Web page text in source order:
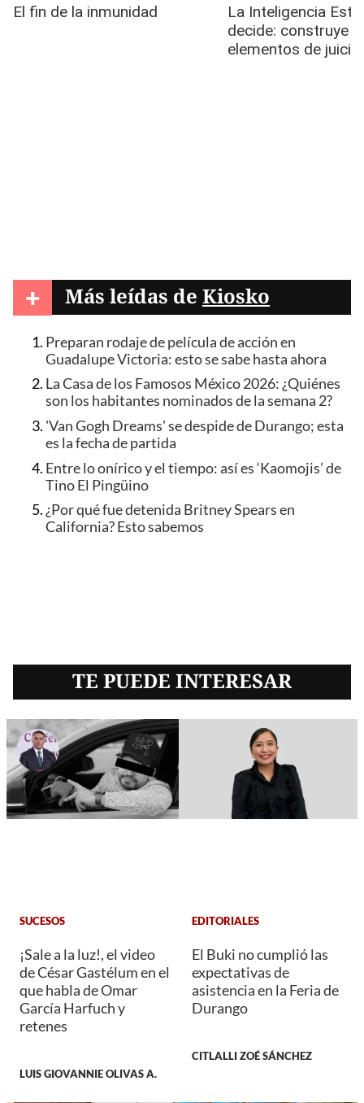
+ Más leídas de Kiosko
Preparan rodaje de película de acción en
Guadalupe Victoria: esto se sabe hasta ahora
La Casa de los Famosos México 2026: ¿Quiénes
son los habitantes nominados de la semana 2?
'Van Gogh Dreams' se despide de Durango; esta
es la fecha de partida
Entre lo onírico y el tiempo: así es ‘Kaomojis’ de
Tino El Pingüino
¿Por qué fue detenida Britney Spears en
California? Esto sabemos
TE PUEDE INTERESAR
SUCESOS
¡Sale a la luz!, el video
de César Gastélum en el
que habla de Omar
García Harfuch y
retenes
LUIS GIOVANNIE OLIVAS A.
EDITORIALES
El Buki no cumplió las
expectativas de
asistencia en la Feria de
Durango
CITLALLI ZOÉ SÁNCHEZ